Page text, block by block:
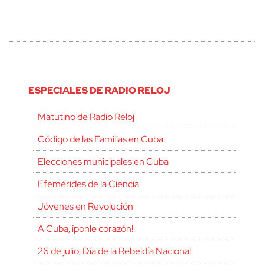
ESPECIALES DE RADIO RELOJ
Matutino de Radio Reloj
Código de las Familias en Cuba
Elecciones municipales en Cuba
Efemérides de la Ciencia
Jóvenes en Revolución
A Cuba, ¡ponle corazón!
26 de julio, Día de la Rebeldía Nacional